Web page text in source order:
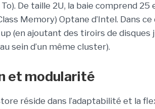
To). De taille 2U, la baie comprend
Memory) Optane d’Intel. Dans
(en ajoutant des tiroirs de disques
sein d’un même cluster).
et modularité
réside dans l’adaptabilité et la